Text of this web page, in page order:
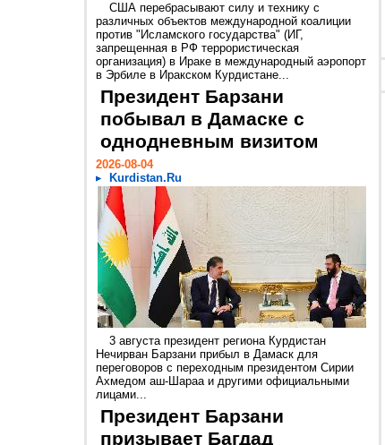
США перебрасывают силу и технику с
различных объектов международной коалиции
против "Исламского государства" (ИГ,
запрещенная в РФ террористическая
организация) в Ираке в международный аэропорт
в Эрбиле в Иракском Курдистане...
Президент Барзани
побывал в Дамаске с
однодневным визитом
2026-08-04
Kurdistan.Ru
3 августа президент региона Курдистан
Нечирван Барзани прибыл в Дамаск для
переговоров с переходным президентом Сирии
Ахмедом аш-Шараа и другими официальными
лицами...
Президент Барзани
призывает Багдад